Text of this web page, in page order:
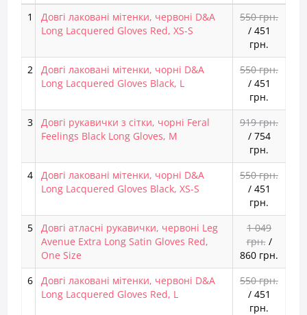
1
Довгі лаковані мітенки, червоні D&A
Long Lacquered Gloves Red, XS-S
550 грн.
/ 451
грн.
2
Довгі лаковані мітенки, чорні D&A
Long Lacquered Gloves Black, L
550 грн.
/ 451
грн.
3
Довгі рукавички з сітки, чорні Feral
Feelings Black Long Gloves, M
919 грн.
/ 754
грн.
4
Довгі лаковані мітенки, чорні D&A
Long Lacquered Gloves Black, XS-S
550 грн.
/ 451
грн.
5
Довгі атласні рукавички, червоні Leg
Avenue Extra Long Satin Gloves Red,
One Size
1 049
грн./
860 грн.
6
Довгі лаковані мітенки, червоні D&A
Long Lacquered Gloves Red, L
550 грн.
/ 451
грн.